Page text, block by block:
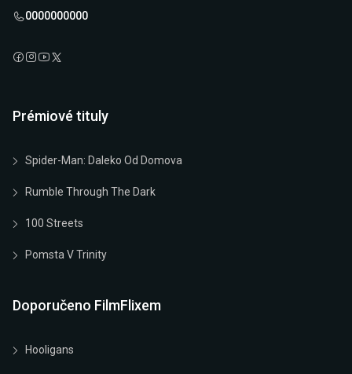
0000000000
Prémiové tituly
Spider-Man: Daleko Od Domova
Rumble Through The Dark
100 Streets
Pomsta V Trinity
Doporučeno FilmFlixem
Hooligans